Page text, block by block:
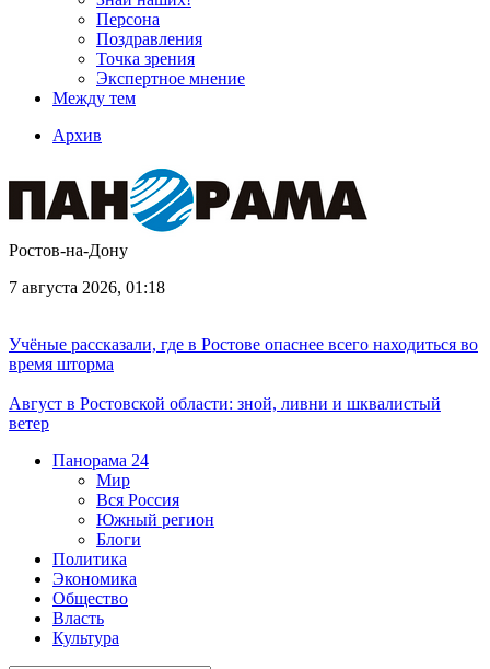
Персона
Поздравления
Точка зрения
Экспертное мнение
Между тем
Архив
Ростов-на-Дону
7 августа 2026, 01:18
Учёные рассказали, где в Ростове опаснее всего находиться во
время шторма
Август в Ростовской области: зной, ливни и шквалистый
ветер
Панорама 24
Мир
Вся Россия
Южный регион
Блоги
Политика
Экономика
Общество
Власть
Культура